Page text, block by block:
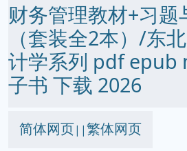
财务管理教材+习题
（套装全2本）/东
计学系列 pdf epub
子书 下载 2026
简体网页||繁体网页